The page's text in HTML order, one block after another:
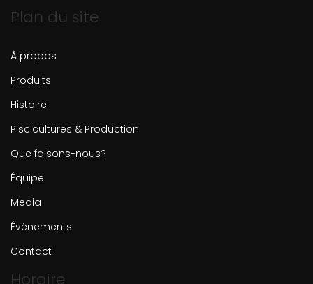
Plan du site
À propos
Produits
Histoire
Piscicultures & Production
Que faisons-nous?
Équipe
Media
Événements
Contact